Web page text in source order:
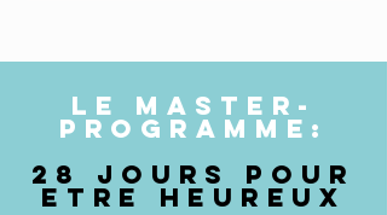
LE MASTER-
PROGRAMME:
28 JOURS pour
etre heureux